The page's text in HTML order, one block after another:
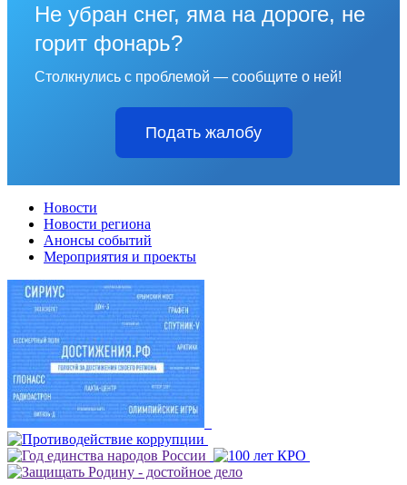
Не убран снег, яма на дороге, не
горит фонарь?
Столкнулись с проблемой — сообщите о ней!
Подать жалобу
Новости
Новости региона
Анонсы событий
Мероприятия и проекты